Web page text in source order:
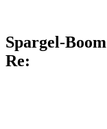
Spargel-
Re: